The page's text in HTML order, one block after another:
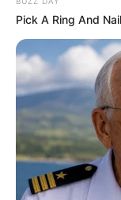
Δεκάδες
τεράστιους
Pick A Ring And